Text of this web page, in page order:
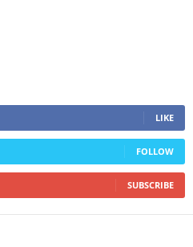
LIKE
FOLLOW
SUBSCRIBE